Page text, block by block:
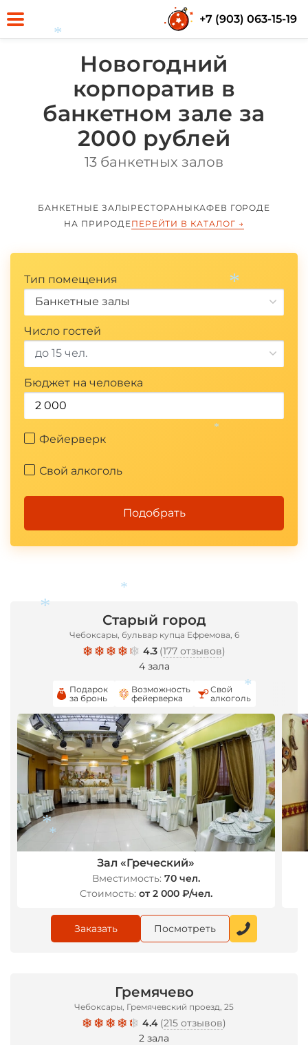
+7 (903) 063-15-19
Новогодний
корпоратив в
банкетном зале за
2000 рублей
13 банкетных залов
БАНКЕТНЫЕ ЗАЛЫ РЕСТОРАНЫ КАФЕВ ГОРОДЕ
НА ПРИРОДЕПЕРЕЙТИ В КАТАЛОГ →
Тип помещения
Банкетные залы
Число гостей
до 15 чел.
Бюджет на человека
Фейерверк
Свой алкоголь
Подобрать
Старый город
Чебоксары, бульвар купца Ефремова, 6
4.3 (177 отзывов)
4 зала
Подарок
за бронь
Возможность
фейерверка
Свой
алкоголь
Зал «Греческий»
Вместимость: 70 чел.
Стоимость: от 2 000 ₽/чел.
Заказать Посмотреть
Гремячево
Чебоксары, Гремячевский проезд, 25
4.4 (215 отзывов)
2 зала
*
*
*